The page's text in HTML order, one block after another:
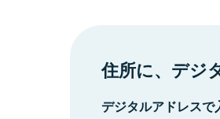
住所に、デジ
デジタルアドレスで